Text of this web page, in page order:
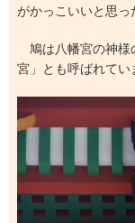
がかっこいいと思っ
鳩は八幡宮の神様
宮」とも呼ばれてい